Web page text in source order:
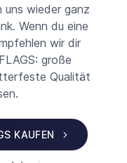
uns wieder ganz
Wenn du eine
wir dir
große
Qualität
KAUFEN